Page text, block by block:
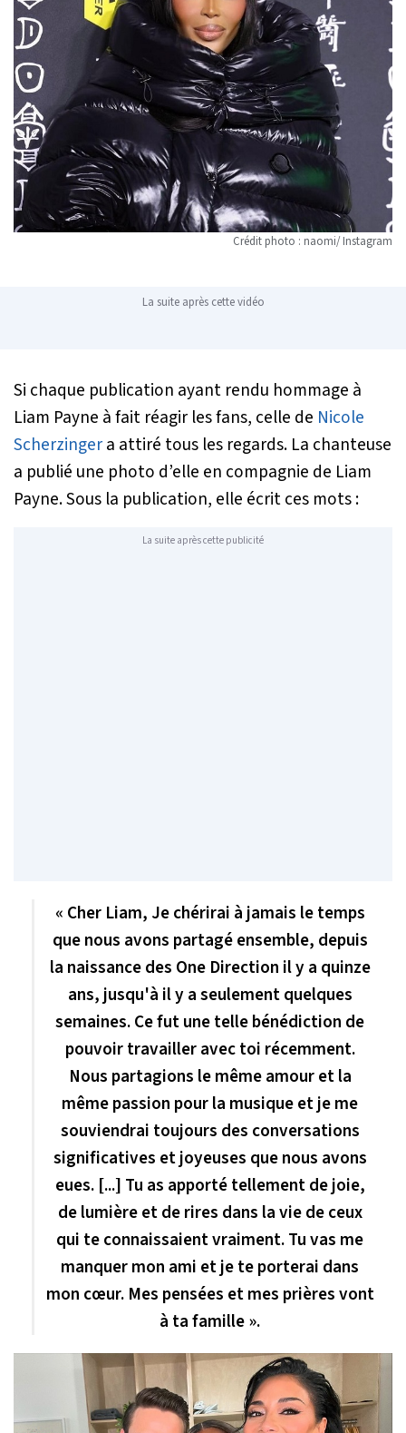
Crédit photo : naomi/ Instagram
La suite après cette vidéo
Si chaque publication ayant rendu hommage à
Liam Payne à fait réagir les fans, celle de Nicole
Scherzingera attiré tous les regards. La chanteuse
a publié une photo d’elle en compagnie de Liam
Payne. Sous la publication, elle écrit ces mots :
La suite après cette publicité
« Cher Liam, Je chérirai à jamais le temps
que nous avons partagé ensemble, depuis
la naissance des One Direction il y a quinze
ans, jusqu'à il y a seulement quelques
semaines. Ce fut une telle bénédiction de
pouvoir travailler avec toi récemment.
Nous partagions le même amour et la
même passion pour la musique et je me
souviendrai toujours des conversations
significatives et joyeuses que nous avons
eues. [...] Tu as apporté tellement de joie,
de lumière et de rires dans la vie de ceux
qui te connaissaient vraiment. Tu vas me
manquer mon ami et je te porterai dans
mon cœur. Mes pensées et mes prières vont
à ta famille ».